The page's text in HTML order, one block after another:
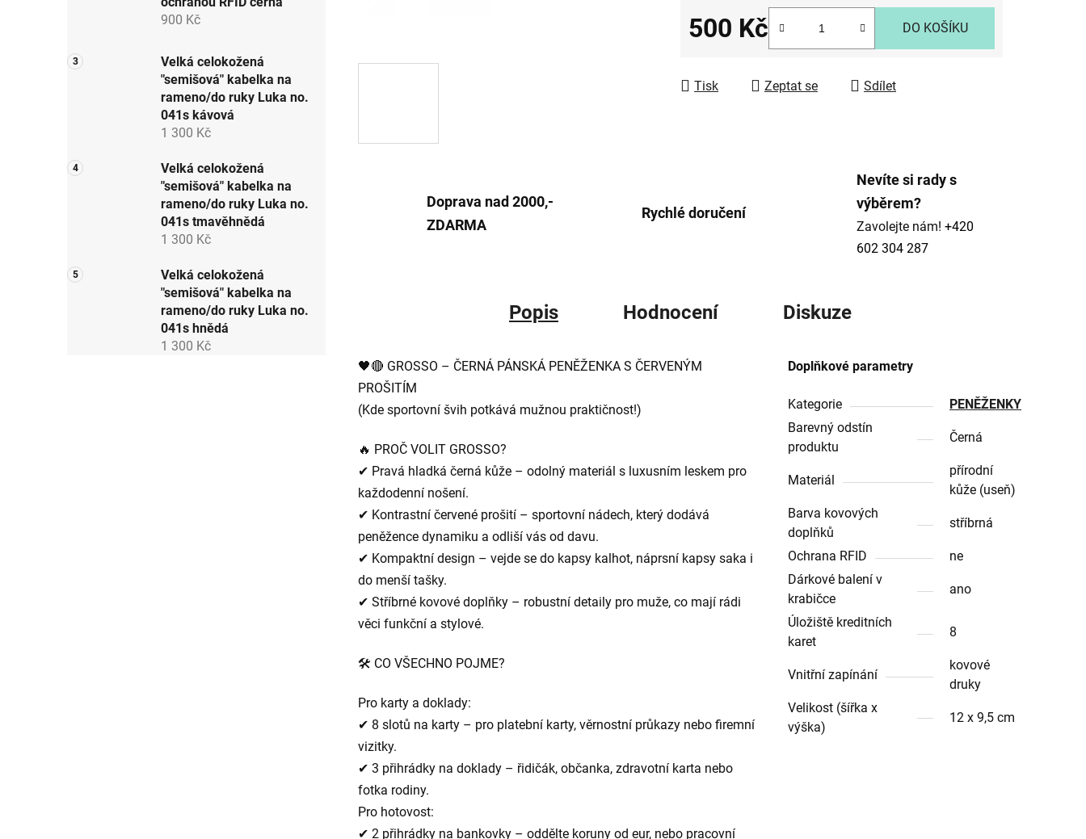
n
e
900 Kč
Velká celokožená
"semišová" kabelka na
rameno/do ruky Luka no.
041s kávová
1 300 Kč
Velká celokožená
"semišová" kabelka na
rameno/do ruky Luka no.
041s tmavěhnědá
1 300 Kč
Velká celokožená
"semišová" kabelka na
rameno/do ruky Luka no.
041s hnědá
1 300 Kč
0,0
hvězdiček.
500 Kč DO KOŠÍKU
Tisk Zeptat se Sdílet
Doprava nad 2000,-
ZDARMA
Rychlé doručení
Nevíte si rady s
výběrem?
Zavolejte nám! +420
602 304 287
Popis Hodnocení Diskuze
🖤🔴 GROSSO – ČERNÁ PÁNSKÁ PENĚŽENKA S ČERVENÝM
PROŠITÍM
(Kde sportovní švih potkává mužnou praktičnost!)
🔥 PROČ VOLIT GROSSO?
✔ Pravá hladká černá kůže – odolný materiál s luxusním leskem pro
každodenní nošení.
✔ Kontrastní červené prošití – sportovní nádech, který dodává
peněžence dynamiku a odliší vás od davu.
✔ Kompaktní design – vejde se do kapsy kalhot, náprsní kapsy saka i
do menší tašky.
✔ Stříbrné kovové doplňky – robustní detaily pro muže, co mají rádi
věci funkční a stylové.
🛠️ CO VŠECHNO POJME?
Pro karty a doklady:
✔ 8 slotů na karty – pro platební karty, věrnostní průkazy nebo firemní
vizitky.
✔ 3 přihrádky na doklady – řidičák, občanka, zdravotní karta nebo
fotka rodiny.
Pro hotovost:
✔ 2 přihrádky na bankovky – oddělte koruny od eur, nebo pracovní
Doplňkové parametry
Kategorie
PENĚŽENKY
Barevný odstín
produktu
Černá
Materiál
přírodní
kůže (useň)
Barva kovových
doplňků
stříbrná
Ochrana RFID
ne
Dárkové balení v
krabičce
ano
Úložiště kreditních
karet
8
Vnitřní zapínání
kovové
druky
Velikost (šířka x
výška)
12 x 9,5 cm